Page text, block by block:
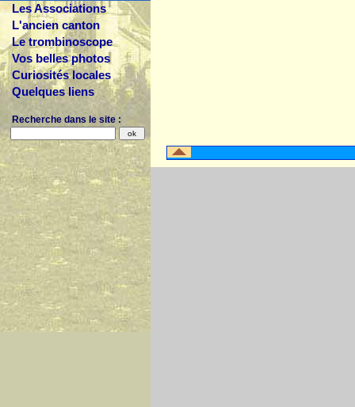
Les Associations
L'ancien canton
Le trombinoscope
Vos belles photos
Curiosités locales
Quelques liens
Recherche dans le site :